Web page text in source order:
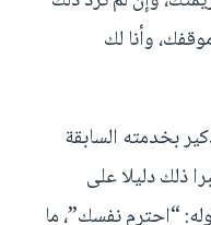
وأنا لك
بخدمته السابقة
ذلك دليلا على
“احترم نفسك”، ما